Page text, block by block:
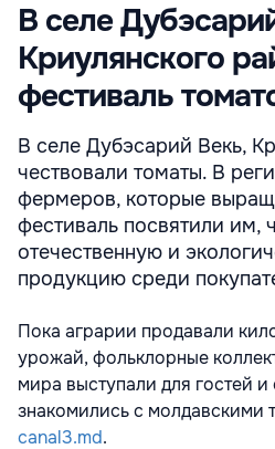
В селе
Криулянского
фестиваль
В селе Дубэсарий Векь,
чествовали томаты. В
фермеров, которые
фестиваль посвятили им,
отечественную и
продукцию среди
Пока аграрии продавали
урожай, фольклорные
мира выступали для гостей
знакомились с молдавскими
canal3.md.